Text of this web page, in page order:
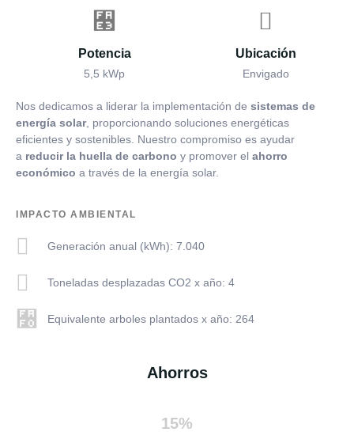
Potencia
5,5 kWp
Ubicación
Envigado
Nos dedicamos a liderar la implementación de sistemas de
energía solar, proporcionando soluciones energéticas
eficientes y sostenibles. Nuestro compromiso es ayudar
a reducir la huella de carbono y promover el ahorro
económico a través de la energía solar.
IMPACTO AMBIENTAL
Generación anual (kWh): 7.040
Toneladas desplazadas CO2 x año: 4
Equivalente arboles plantados x año: 264
Ahorros
15%